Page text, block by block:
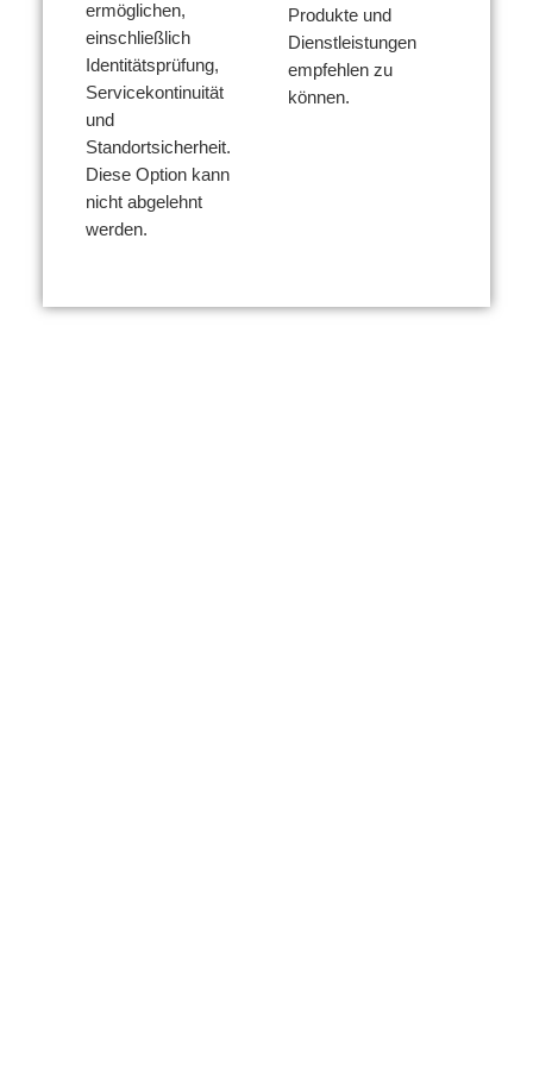
ermöglichen,
einschließlich
Identitätsprüfung,
Servicekontinuität
und
Standortsicherheit.
Diese Option kann
nicht abgelehnt
werden.
Produkte und
Dienstleistungen
empfehlen zu
können.